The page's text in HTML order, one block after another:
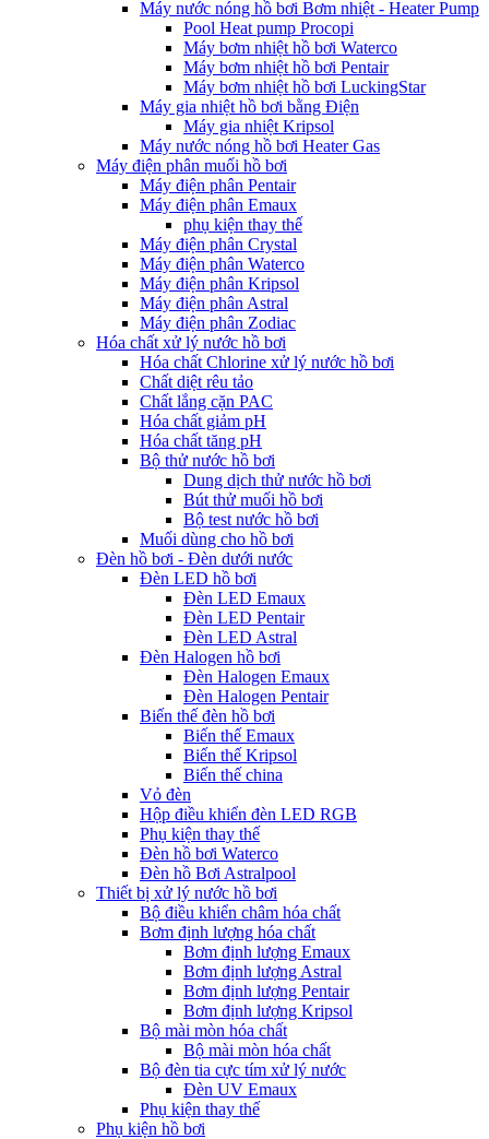
Máy nước nóng hồ bơi Bơm nhiệt - Heater Pump
Pool Heat pump Procopi
Máy bơm nhiệt hồ bơi Waterco
Máy bơm nhiệt hồ bơi Pentair
Máy bơm nhiệt hồ bơi LuckingStar
Máy gia nhiệt hồ bơi bằng Điện
Máy gia nhiệt Kripsol
Máy nước nóng hồ bơi Heater Gas
Máy điện phân muối hồ bơi
Máy điện phân Pentair
Máy điện phân Emaux
phụ kiện thay thế
Máy điện phân Crystal
Máy điện phân Waterco
Máy điện phân Kripsol
Máy điện phân Astral
Máy điện phân Zodiac
Hóa chất xử lý nước hồ bơi
Hóa chất Chlorine xử lý nước hồ bơi
Chất diệt rêu tảo
Chất lắng cặn PAC
Hóa chất giảm pH
Hóa chất tăng pH
Bộ thử nước hồ bơi
Dung dịch thử nước hồ bơi
Bút thử muối hồ bơi
Bộ test nước hồ bơi
Muối dùng cho hồ bơi
Đèn hồ bơi - Đèn dưới nước
Đèn LED hồ bơi
Đèn LED Emaux
Đèn LED Pentair
Đèn LED Astral
Đèn Halogen hồ bơi
Đèn Halogen Emaux
Đèn Halogen Pentair
Biến thế đèn hồ bơi
Biến thế Emaux
Biến thế Kripsol
Biến thế china
Vỏ đèn
Hộp điều khiển đèn LED RGB
Phụ kiện thay thế
Đèn hồ bơi Waterco
Đèn hồ Bơi Astralpool
Thiết bị xử lý nước hồ bơi
Bộ điều khiển châm hóa chất
Bơm định lượng hóa chất
Bơm định lượng Emaux
Bơm định lượng Astral
Bơm định lượng Pentair
Bơm định lượng Kripsol
Bộ mài mòn hóa chất
Bộ mài mòn hóa chất
Bộ đèn tia cực tím xử lý nước
Đèn UV Emaux
Phụ kiện thay thế
Phụ kiện hồ bơi